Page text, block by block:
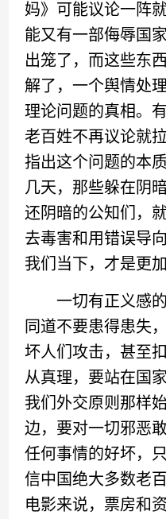
妈》可能议论一阵
能又有一部侮辱国
出笼了，而这些东
解了，一个舆情处
理论问题的真相。
老百姓不再议论就
指出这个问题的本
几天，那些躲在阴
还阴暗的公知们，
去毒害和用错误导
我们当下，才是更
一切有正义感的
同道不要患得患失
坏人们攻击，甚至
从真理，要站在国
我们外交原则那样
边，要对一切邪恶
任何事情的好坏，
信中国绝大多数老
电影来说，票房和